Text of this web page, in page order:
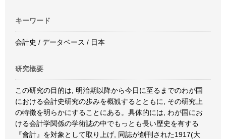
キーワード
会計史 / データベース / 日本
研究概要
この研究の目的は, 明治期以降から今日に至るまでのわが国
における会計史研究の歩みを概観するとともに, その研究上
の特徴を明らかにすることにある。具体的には, わが国にお
ける会計学関係の学術誌の中でもっとも長い歴史を有する
『會計』を対象として取り上げ, 同誌が創刊された1917(大